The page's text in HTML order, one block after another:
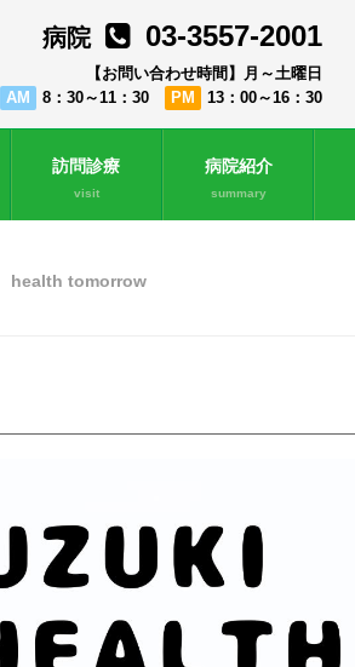
病院 03-3557-2001
【お問い合わせ時間】月～土曜日
AM
8：30～11：30 PM 13：00～16：30
訪問診療
visit
病院紹介
summary
health tomorrow